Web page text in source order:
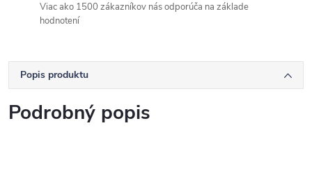
Viac ako 1500 zákazníkov nás odporúča na základe
hodnotení
Popis produktu
Podrobný popis